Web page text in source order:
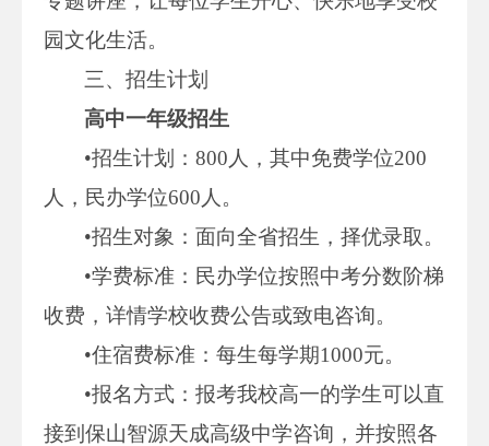
园文化生活。
三、招生计划
高中一年级招生
•招生计划：800人，其中免费学位200
人，民办学位600人。
•招生对象：面向全省招生，择优录取。
•学费标准：民办学位按照中考分数阶梯
收费，详情学校收费公告或致电咨询。
•住宿费标准：每生每学期1000元。
•报名方式：报考我校高一的学生可以直
接到保山智源天成高级中学咨询，并按照各